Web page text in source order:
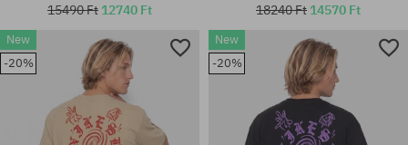
Elérhető méretek:
Elérhető méretek:
S; M; L; XL; XXL
15490 Ft 12740 Ft 18240 Ft 14570 Ft
New
-20%
New
-20%